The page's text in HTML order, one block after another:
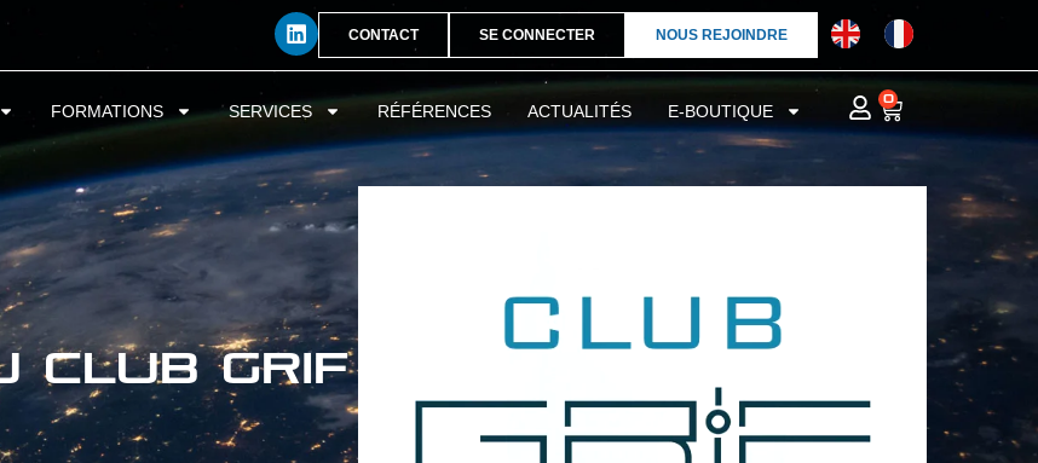
CONTACT SE CONNECTER NOUS REJOINDRE
FORMATIONS SERVICES RÉFÉRENCES ACTUALITÉS E-BOUTIQUE
0
GRIF